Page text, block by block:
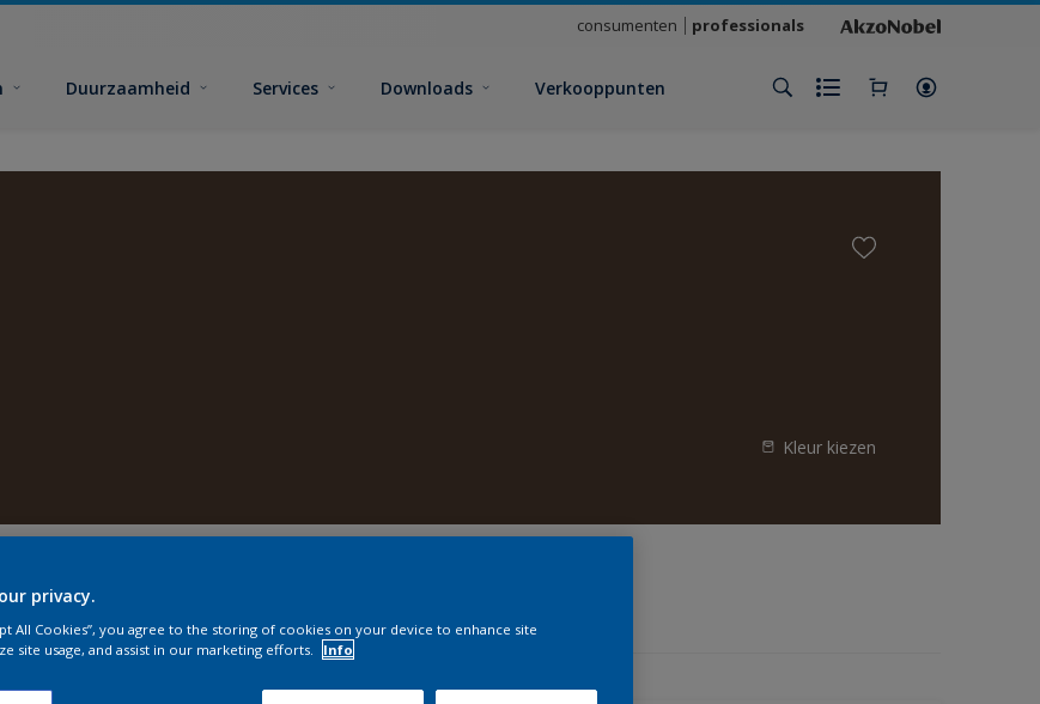
consumenten professionals
Duurzaamheid Services Downloads Verkooppunten
Kleur kiezen
jou
privacy.
All Cookies”, you agree to the storing of cookies on your device to enhance site
site usage, and assist in our marketing efforts.
Info